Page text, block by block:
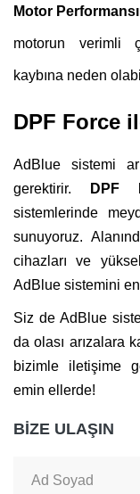
Motor
motorun verimli
kaybına neden
DPF Force
AdBlue sistemi
gerektirir.
DPF
sistemlerinde
sunuyoruz.
cihazları ve
AdBlue sistemini
Siz de AdBlue
da olası arızalara
bizimle iletişime
emin ellerde!
BİZE ULAŞIN